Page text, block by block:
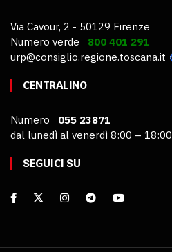
Via Cavour, 2 - 50129 Firenze
Numero verde 800 401 291
urp@consiglio.regione.toscana.it
CENTRALINO
Numero 055 23871
dal lunedì al venerdì 8:00 – 18:00
SEGUICI SU